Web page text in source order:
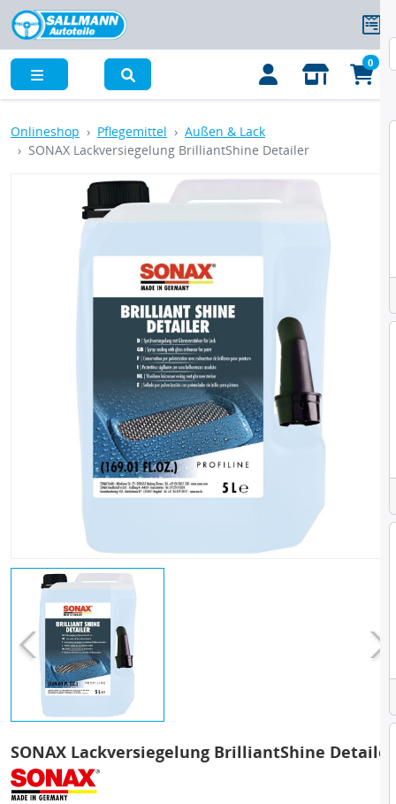
0
Onlineshop Pflegemittel
Außen & Lack
SONAX Lackversiegelung BrilliantShine Detailer
SONAX Lackversiegelung BrilliantShine Detailer